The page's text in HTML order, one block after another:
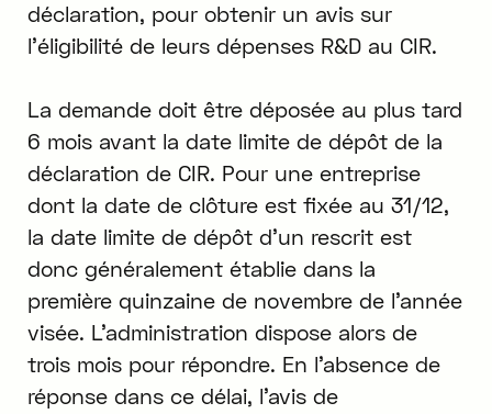
déclaration, pour obtenir un avis sur
l'éligibilité de leurs dépenses R&D au CIR.
La demande doit être déposée au plus tard
6 mois avant la date limite de dépôt de la
déclaration de CIR. Pour une entreprise
dont la date de clôture est fixée au 31/12,
la date limite de dépôt d'un rescrit est
donc généralement établie dans la
première quinzaine de novembre de l'année
visée. L'administration dispose alors de
trois mois pour répondre. En l'absence de
réponse dans ce délai, l'avis de